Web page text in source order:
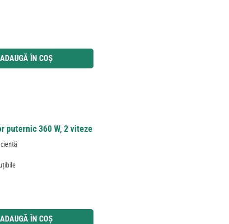
utilizați butoanele pentru a mări sau micșora cantitatea.
ADAUGĂ ÎN COȘ
puternic 360 W, 2 viteze
utilizați butoanele pentru a mări sau micșora cantitatea.
ADAUGĂ ÎN COȘ